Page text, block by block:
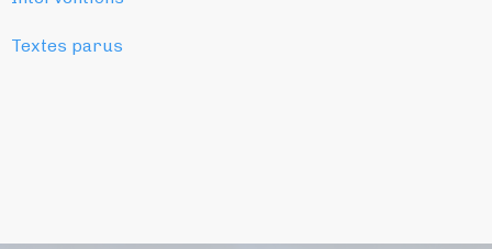
Textes parus